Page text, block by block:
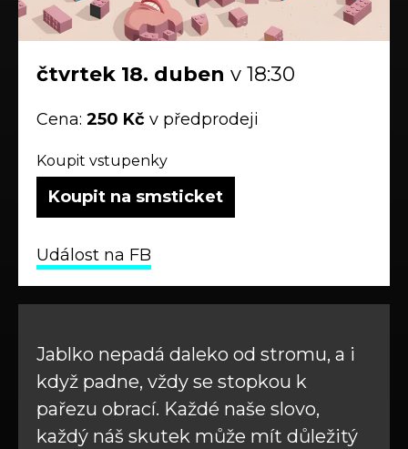
čtvrtek 18. duben v 18:30
Cena: 250 Kč v předprodeji
Koupit vstupenky
Koupit na smsticket
Událost na FB
Jablko nepadá daleko od stromu, a i
když padne, vždy se stopkou k
pařezu obrací. Každé naše slovo,
každý náš skutek může mít důležitý